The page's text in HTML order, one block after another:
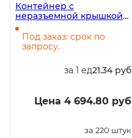
Контейнер с
неразъемной крышкой
РК-38(Т)М, 2000 мл,
238х140х95 мм, в
упаковке 220 штук
Под заказ: срок по
запросу.
за 1 ед21.34 руб
Цена 4 694.80 руб
за 220 штук